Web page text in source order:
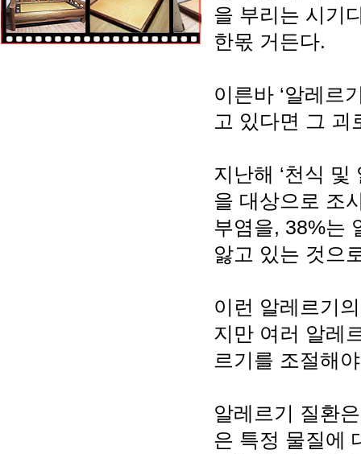
을 부리는 시기
한몫 거든다.
이른바 ‘알레르
고 있다면 그 괴
지난해 ‘천식
을 대상으로 조
부염을, 38%는
앓고 있는 것으
이런 알레르기
지만 여러 알레
르기를 조절해
알레르기 질환
은 특정 물질에